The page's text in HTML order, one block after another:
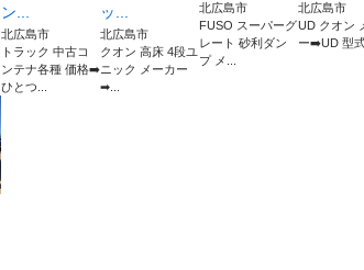
ン...
北広島市
トラック 中古コ
ンテナ各種 価格➡️
ひとつ...
ッ...
北広島市
クオン 高床 4段ユ
ニック メーカー
➡...
北広島市
FUSO スーパーグ
レート 砂利ダン
プ メ...
北広島市
UD クオン
ー➡️UD 型